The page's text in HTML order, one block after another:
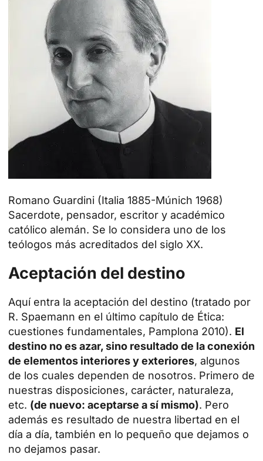
Romano Guardini (Italia 1885-Múnich 1968)
Sacerdote, pensador, escritor y académico
católico alemán. Se lo considera uno de los
teólogos más acreditados del siglo XX.
Aceptación del destino
Aquí entra la aceptación del destino (tratado por
R. Spaemann en el último capítulo de Ética:
cuestiones fundamentales, Pamplona 2010). El
destino no es azar, sino resultado de la conexión
de elementos interiores y exteriores, algunos
de los cuales dependen de nosotros. Primero de
nuestras disposiciones, carácter, naturaleza,
etc. (de nuevo: aceptarse a sí mismo). Pero
además es resultado de nuestra libertad en el
día a día, también en lo pequeño que dejamos o
no dejamos pasar.